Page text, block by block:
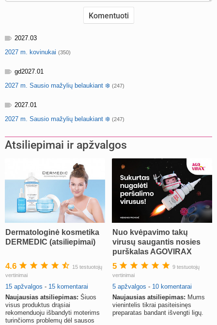
2027.03
2027 m. kovinukai (350)
gd2027.01
2027 m. Sausio mažylių belaukiant ❄️ (247)
2027.01
2027 m. Sausio mažylių belaukiant ❄️ (247)
Atsiliepimai ir apžvalgos
Dermatologinė kosmetika
DERMEDIC (atsiliepimai)
4.6
15 testuotojų
vertinimai
15 apžvalgos - 15 komentarai
Naujausias atsiliepimas: Šiuos
visus produktus drąsiai
rekomenduoju išbandyti moterims
turinčioms problemų dėl sausos
Nuo kvėpavimo takų
virusų saugantis nosies
purškalas AGOVIRAX
5
9 testuotojų
vertinimai
5 apžvalgos - 10 komentarai
Naujausias atsiliepimas: Mums
vienintelis tikrai pasiteisinęs
preparatas bandant išvengti ligų.